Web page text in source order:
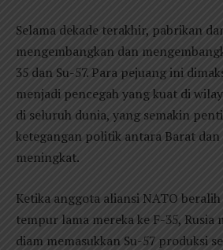
Selama dekade terakhir, pabrikan
mengembangkan dan
35 dan Su-57. Para pejuang ini
menjadi pencegah yang kuat di
di seluruh dunia, yang semakin
ketegangan politik antara Barat
meningkat.
Ketika anggota aliansi NATO
tempur lama mereka ke F-35, Rusia
diam memasukkan Su-57 produksi